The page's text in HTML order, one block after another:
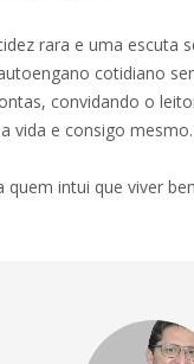
rara e uma escuta
cotidiano
convidando o
vida e consigo mesmo.
quem intui que viver